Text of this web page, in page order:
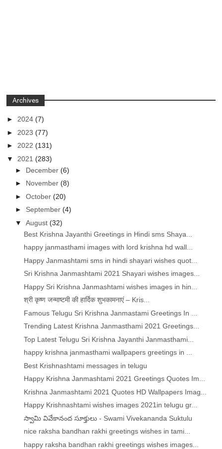
Archives
►2024(7)
► 2023(77)
►2022(131)
▼ 2021(283)
► December(6)
► November(8)
►October(20)
► September(4)
▼August(32)
Best Krishna Jayanthi Greetings in Hindi sms Shaya...
happy janmasthami images with lord krishna hd wall...
Happy Janmashtami sms in hindi shayari wishes quot...
Sri Krishna Janmashtami 2021 Shayari wishes images...
Happy Sri Krishna Janmashtami wishes images in hin...
श्री कृष्ण जन्माष्टमी की हार्दिक शुभकामनाएं – Kris...
Famous Telugu Sri Krishna Janmastami Greetings In ...
Trending Latest Krishna Janmasthami 2021 Greetings...
Top Latest Telugu Sri Krishna Jayanthi Janmasthami...
happy krishna janmasthami wallpapers greetings in ...
Best Krishnashtami messages in telugu
Happy Krishna Janmashtami 2021 Greetings Quotes Im...
Krishna Janmashtami 2021 Quotes HD Wallpapers Imag...
Happy Krishnashtami wishes images 2021in telugu gr...
స్వామి వివేకానంద సూక్తులు - Swami Vivekananda Suktulu
nice raksha bandhan rakhi greetings wishes in tami...
happy raksha bandhan rakhi greetings wishes images...